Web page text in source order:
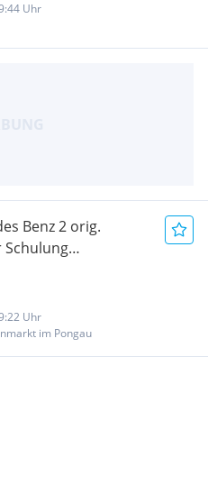
Uhr
Benz 2 orig.
Schulung
Uhr
im Pongau